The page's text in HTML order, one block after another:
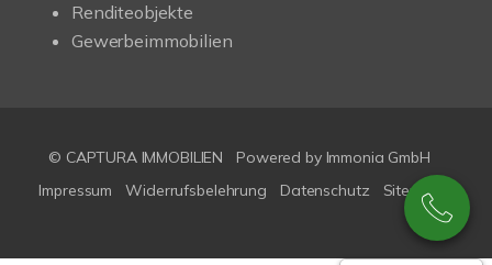
Renditeobjekte
Gewerbeimmobilien
© CAPTURA IMMOBILIEN
Powered by Immonia GmbH
Impressum
Widerrufsbelehrung Datenschutz Sitemap